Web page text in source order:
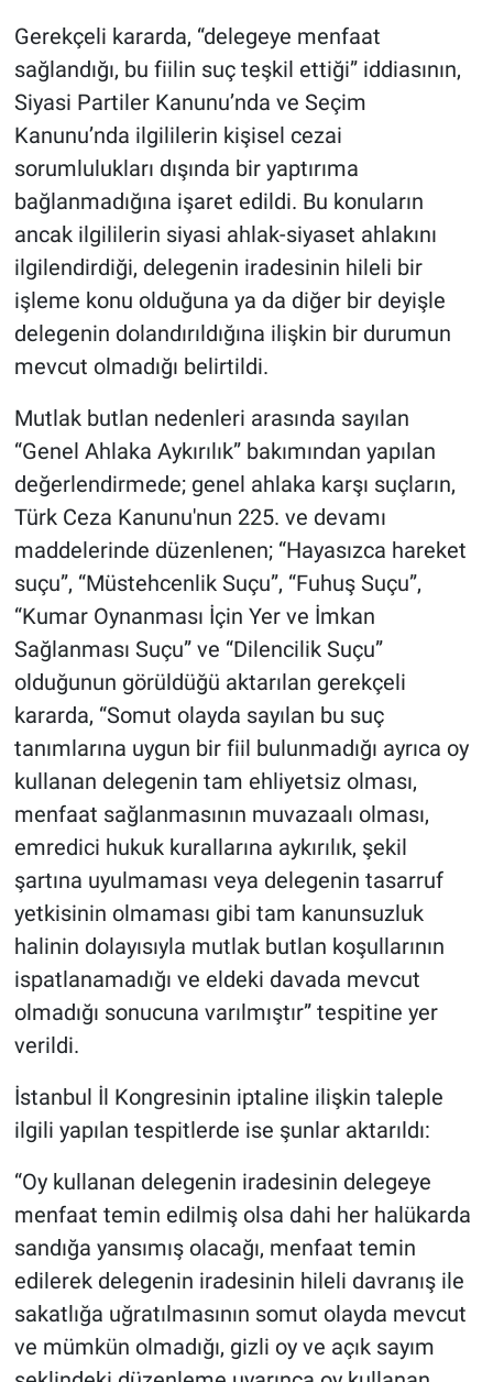
Gerekçeli kararda, “delegeye menfaat
sağlandığı, bu fiilin suç teşkil ettiği” iddiasının,
Siyasi Partiler Kanunu’nda ve Seçim
Kanunu’nda ilgililerin kişisel cezai
sorumlulukları dışında bir yaptırıma
bağlanmadığına işaret edildi. Bu konuların
ancak ilgililerin siyasi ahlak-siyaset ahlakını
ilgilendirdiği, delegenin iradesinin hileli bir
işleme konu olduğuna ya da diğer bir deyişle
delegenin dolandırıldığına ilişkin bir durumun
mevcut olmadığı belirtildi.
Mutlak butlan nedenleri arasında sayılan
“Genel Ahlaka Aykırılık” bakımından yapılan
değerlendirmede; genel ahlaka karşı suçların,
Türk Ceza Kanunu'nun 225. ve devamı
maddelerinde düzenlenen; “Hayasızca hareket
suçu”, “Müstehcenlik Suçu”, “Fuhuş Suçu”,
“Kumar Oynanması İçin Yer ve İmkan
Sağlanması Suçu” ve “Dilencilik Suçu”
olduğunun görüldüğü aktarılan gerekçeli
kararda, “Somut olayda sayılan bu suç
tanımlarına uygun bir fiil bulunmadığı ayrıca oy
kullanan delegenin tam ehliyetsiz olması,
menfaat sağlanmasının muvazaalı olması,
emredici hukuk kurallarına aykırılık, şekil
şartına uyulmaması veya delegenin tasarruf
yetkisinin olmaması gibi tam kanunsuzluk
halinin dolayısıyla mutlak butlan koşullarının
ispatlanamadığı ve eldeki davada mevcut
olmadığı sonucuna varılmıştır” tespitine yer
verildi.
İstanbul İl Kongresinin iptaline ilişkin taleple
ilgili yapılan tespitlerde ise şunlar aktarıldı:
“Oy kullanan delegenin iradesinin delegeye
menfaat temin edilmiş olsa dahi her halükarda
sandığa yansımış olacağı, menfaat temin
edilerek delegenin iradesinin hileli davranış ile
sakatlığa uğratılmasının somut olayda mevcut
ve mümkün olmadığı, gizli oy ve açık sayım